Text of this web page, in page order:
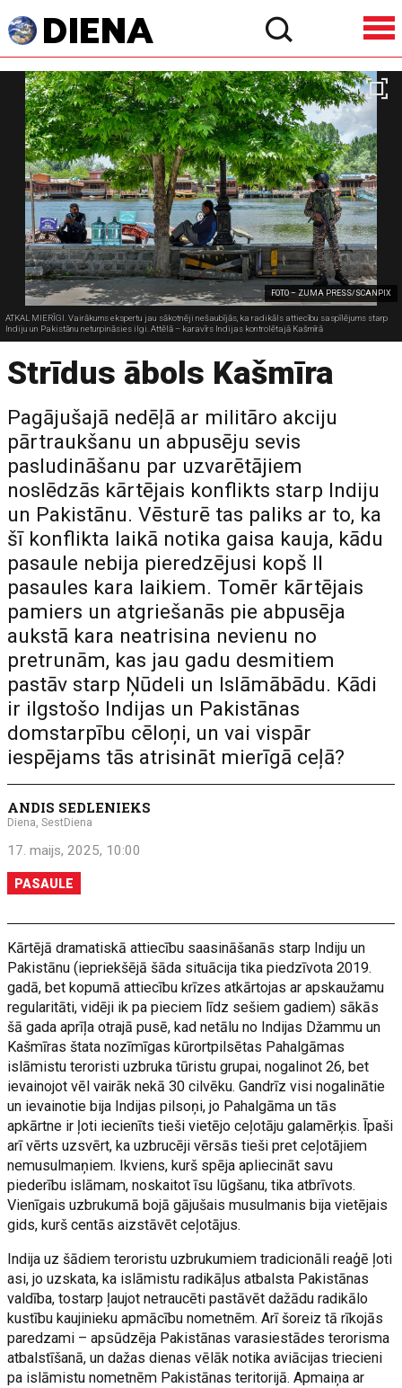
FOTO – ZUMA PRESS/SCANPIX
ATKAL MIERĪGI. Vairākums ekspertu jau sākotnēji nešaubījās, ka radikāls attiecību saspīlējums starp
Indiju un Pakistānu neturpināsies ilgi. Attēlā – karavīrs Indijas kontrolētajā Kašmīrā
Strīdus ābols Kašmīra
Pagājušajā nedēļā ar militāro akciju
pārtraukšanu un abpusēju sevis
pasludināšanu par uzvarētājiem
noslēdzās kārtējais konflikts starp Indiju
un Pakistānu. Vēsturē tas paliks ar to, ka
šī konflikta laikā notika gaisa kauja, kādu
pasaule nebija pieredzējusi kopš II
pasaules kara laikiem. Tomēr kārtējais
pamiers un atgriešanās pie abpusēja
aukstā kara neatrisina nevienu no
pretrunām, kas jau gadu desmitiem
pastāv starp Ņūdeli un Islāmābādu. Kādi
ir ilgstošo Indijas un Pakistānas
domstarpību cēloņi, un vai vispār
iespējams tās atrisināt mierīgā ceļā?
ANDIS SEDLENIEKS
Diena, SestDiena
17. maijs, 2025, 10:00
PASAULE
Kārtējā dramatiskā attiecību saasināšanās starp Indiju un
Pakistānu (iepriekšējā šāda situācija tika piedzīvota 2019.
gadā, bet kopumā attiecību krīzes atkārtojas ar apskaužamu
regularitāti, vidēji ik pa pieciem līdz sešiem gadiem) sākās
šā gada aprīļa otrajā pusē, kad netālu no Indijas Džammu un
Kašmīras štata nozīmīgas kūrortpilsētas Pahalgāmas
islāmistu teroristi uzbruka tūristu grupai, nogalinot 26, bet
ievainojot vēl vairāk nekā 30 cilvēku. Gandrīz visi nogalinātie
un ievainotie bija Indijas pilsoņi, jo Pahalgāma un tās
apkārtne ir ļoti iecienīts tieši vietējo ceļotāju galamērķis. Īpaši
arī vērts uzsvērt, ka uzbrucēji vērsās tieši pret ceļotājiem
nemusulmaņiem. Ikviens, kurš spēja apliecināt savu
piederību islāmam, noskaitot īsu lūgšanu, tika atbrīvots.
Vienīgais uzbrukumā bojā gājušais musulmanis bija vietējais
gids, kurš centās aizstāvēt ceļotājus.
Indija uz šādiem teroristu uzbrukumiem tradicionāli reaģē ļoti
asi, jo uzskata, ka islāmistu radikāļus atbalsta Pakistānas
valdība, tostarp ļaujot netraucēti pastāvēt dažādu radikālo
kustību kaujinieku apmācību nometnēm. Arī šoreiz tā rīkojās
paredzami – apsūdzēja Pakistānas varasiestādes terorisma
atbalstīšanā, un dažas dienas vēlāk notika aviācijas triecieni
pa islāmistu nometnēm Pakistānas teritorijā. Apmaiņa ar